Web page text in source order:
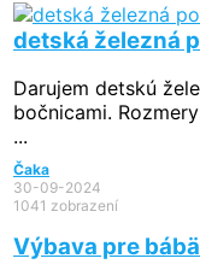
detská železná
Darujem detskú
bočnicami.
...
Čaka
30-09-2024
1041 zobrazení
Výbava pre